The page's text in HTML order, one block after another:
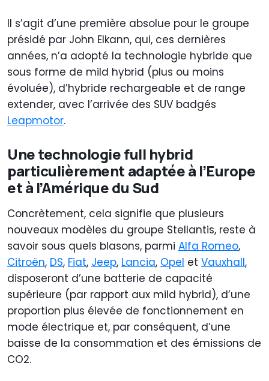
Il s’agit d’une première absolue pour le groupe
présidé par John Elkann, qui, ces dernières
années, n’a adopté la technologie hybride que
sous forme de mild hybrid (plus ou moins
évoluée), d’hybride rechargeable et de range
extender, avec l’arrivée des SUV badgés
Leapmotor.
Une technologie full hybrid
particulièrement adaptée à l’Europe
et à l’Amérique du Sud
Concrètement, cela signifie que plusieurs
nouveaux modèles du groupe Stellantis, reste à
savoir sous quels blasons, parmi Alfa Romeo,
Citroën, DS, Fiat, Jeep, Lancia, Opel et Vauxhall,
disposeront d’une batterie de capacité
supérieure (par rapport aux mild hybrid), d’une
proportion plus élevée de fonctionnement en
mode électrique et, par conséquent, d’une
baisse de la consommation et des émissions de
CO2.